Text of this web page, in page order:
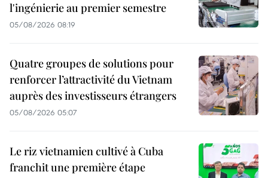
l'ingénierie au premier semestre
05/08/2026 08:19
Quatre groupes de solutions pour
renforcer l’attractivité du Vietnam
auprès des investisseurs étrangers
05/08/2026 05:07
Le riz vietnamien cultivé à Cuba
franchit une première étape